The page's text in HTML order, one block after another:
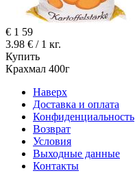
€ 1 59
3.98 € / 1 кг.
Купить
Крахмал 400г
Наверх
Доставка и оплата
Конфиденциальность
Возврат
Условия
Выходные данные
Контакты